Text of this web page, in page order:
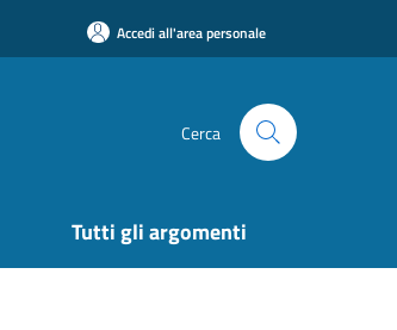
Accedi all'area personale
Cerca
Tutti gli argomenti